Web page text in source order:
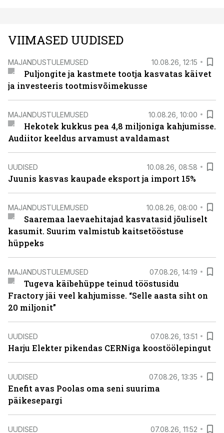
VIIMASED UUDISED
MAJANDUSTULEMUSED 10.08.26, 12:15
Puljongite ja kastmete tootja kasvatas käivet
ja investeeris tootmisvõimekusse
MAJANDUSTULEMUSED 10.08.26, 10:00
Hekotek kukkus pea 4,8 miljoniga kahjumisse.
Audiitor keeldus arvamust avaldamast
UUDISED 10.08.26, 08:58
Juunis kasvas kaupade eksport ja import 15%
MAJANDUSTULEMUSED 10.08.26, 08:00
Saaremaa laevaehitajad kasvatasid jõuliselt
kasumit. Suurim valmistub kaitsetööstuse
hüppeks
MAJANDUSTULEMUSED 07.08.26, 14:19
Tugeva käibehüppe teinud tööstusidu
Fractory jäi veel kahjumisse. “Selle aasta siht on
20 miljonit”
UUDISED 07.08.26, 13:51
Harju Elekter pikendas CERNiga koostöölepingut
UUDISED 07.08.26, 13:35
Enefit avas Poolas oma seni suurima
päikesepargi
UUDISED 07.08.26, 11:52